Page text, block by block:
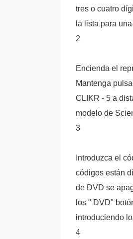
tres o cuatro
la lista para
2
Encienda el
Mantenga
CLIKR - 5 a
modelo de
3
Introduzca el
códigos están
de DVD se
los " DVD"
introduciendo
4